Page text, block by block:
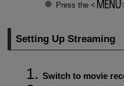
Press the
Setting Up Streaming
Switch to movie